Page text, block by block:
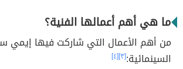
ما هي أهم أعمالها الفنية؟
من أهم الأعمال التي شاركت فيها إيمي
السينمائية:[٣] [٤]